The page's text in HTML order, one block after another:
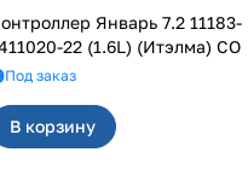
Январь 7.2 11183-
22 (1.6L) (Итэлма) СО
Под заказ
В корзину